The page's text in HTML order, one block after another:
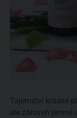
Tajemství krásné
ale zároveň jemné